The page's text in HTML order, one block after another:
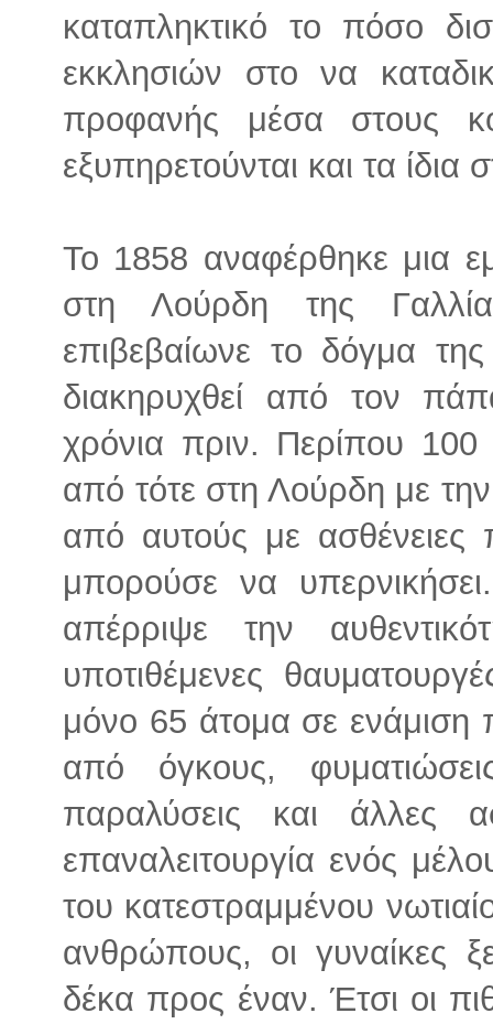
καταπληκτικό το πόσο
εκκλησιών στο να
προφανής μέσα στους
εξυπηρετούνται και τα
Το 1858 αναφέρθηκε μια
στη Λούρδη της
επιβεβαίωνε το δόγμα
διακηρυχθεί από τον
χρόνια πριν. Περίπου
από τότε στη Λούρδη με
από αυτούς με ασθένειες
μπορούσε να
απέρριψε την
υποτιθέμενες
μόνο 65 άτομα σε ενάμιση
από όγκους,
παραλύσεις και άλλες
επαναλειτουργία ενός
του κατεστραμμένου
ανθρώπους, οι γυναίκες
δέκα προς έναν. Έτσι οι